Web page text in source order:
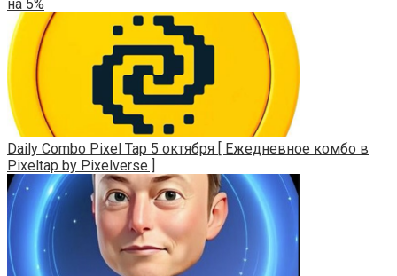
на 5%
Daily Combo Pixel Tap 5 октября [ Ежедневное комбо в
Pixeltap by Pixelverse ]